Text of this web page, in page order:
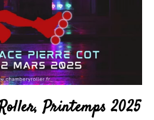
Printemps 2025